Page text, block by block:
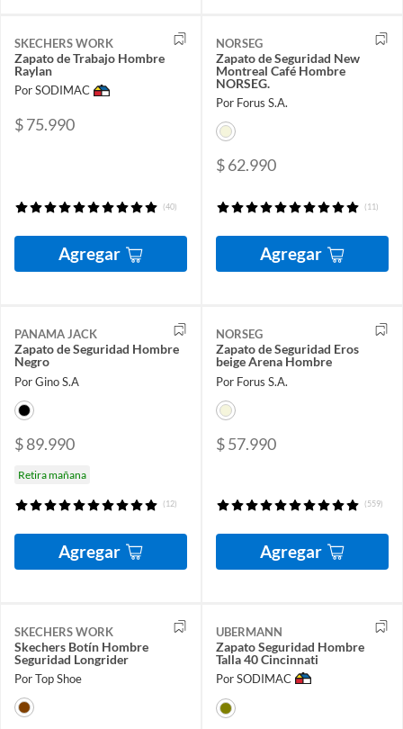
SKECHERS WORK
Zapato de Trabajo Hombre
Raylan
Por SODIMAC
$ 75.990
(40)
Agregar
NORSEG
Zapato de Seguridad New
Montreal Café Hombre
NORSEG.
Por Forus S.A.
$ 62.990
(11)
Agregar
PANAMA JACK
Zapato de Seguridad Hombre
Negro
Por Gino S.A
$ 89.990
Retira mañana
(12)
Agregar
NORSEG
Zapato de Seguridad Eros
beige Arena Hombre
Por Forus S.A.
$ 57.990
(559)
Agregar
SKECHERS WORK
Skechers Botín Hombre
Seguridad Longrider
Por Top Shoe
UBERMANN
Zapato Seguridad Hombre
Talla 40 Cincinnati
Por SODIMAC